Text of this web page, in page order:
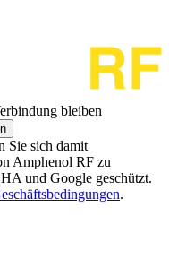
bleiben
Sie sich damit
Amphenol RF zu
und Google geschützt.
.